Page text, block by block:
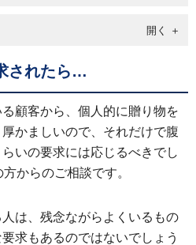
されたら…
顧客から、個人的に贈り物を
かましいので、それだけで腹
いの要求には応じるべきでし
からのご相談です。
は、残念ながらよくいるもの
求もあるのではないでしょう